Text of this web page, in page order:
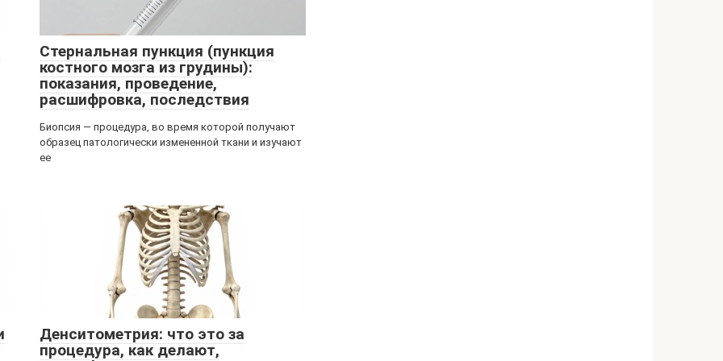
Стернальная пункция (пункция
костного мозга из грудины):
показания, проведение,
расшифровка, последствия
Биопсия — процедура, во время которой получают
образец патологически измененной ткани и изучают
ее
Денситометрия: что это за
процедура, как делают,